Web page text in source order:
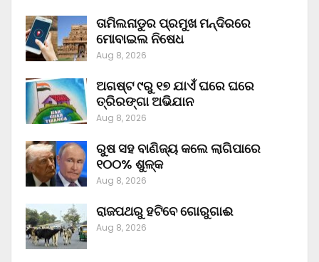
ତାମିଲନାଡୁର ପ୍ରମୁଖ ମନ୍ଦିରରେ
ମୋବାଇଲ ନିଷେଧ
Aug 8, 2026
ଅଗଷ୍ଟ ୯ରୁ ୧୭ ଯାଏଁ ଘରେ ଘରେ
ତ୍ରିରଙ୍ଗା ଅଭିଯାନ
Aug 8, 2026
ରୁଷ ସହ ବାଣିଜ୍ୟ କଲେ ଲାଗିପାରେ
୧୦୦% ଶୁଳ୍କ
Aug 8, 2026
ରାଜପଥରୁ ହଟିବେ ଗୋରୁଗାଈ
Aug 8, 2026